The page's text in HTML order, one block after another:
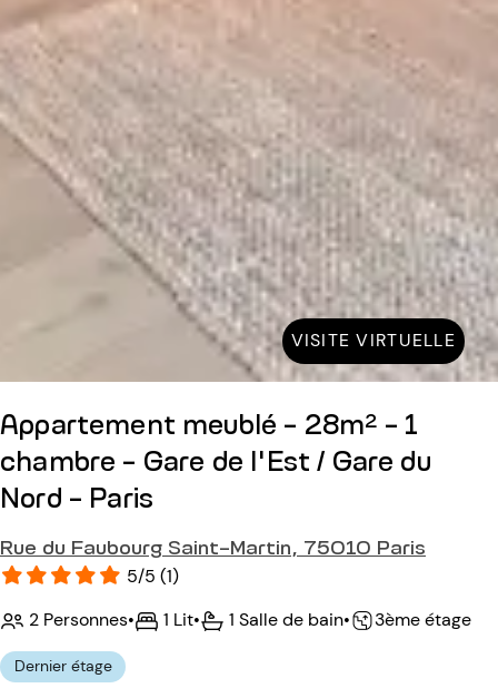
VISITE VIRTUELLE
Appartement meublé - 28m² - 1
chambre - Gare de l'Est / Gare du
Nord - Paris
Rue du Faubourg Saint-Martin, 75010 Paris
5/5 (1)
2 Personnes• 1 Lit• 1 Salle de bain• 3ème étage
Dernier étage